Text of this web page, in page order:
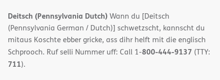
Deitsch (Pennsylvania Dutch)Wann du [Deitsch
(Pennsylvania German / Dutch)] schwetzscht, kannscht du
mitaus Koschte ebber gricke, ass dihr helft mit die englisch
Schprooch. Ruf selli Nummer uff: Call 1-800-444-9137 (TTY:
711).